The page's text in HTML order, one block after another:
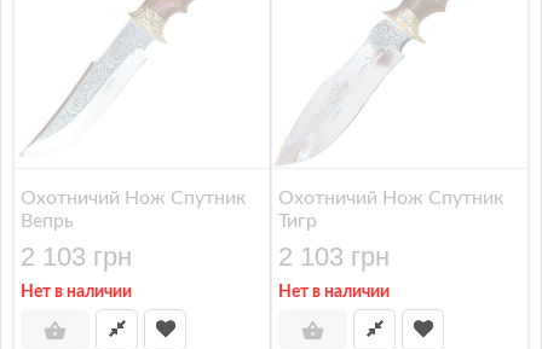
Охотничий Нож Спутник
Вепрь
2 103 грн
Нет в наличии
Охотничий Нож Спутник
Тигр
2 103 грн
Нет в наличии